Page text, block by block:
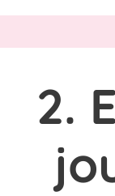
2.